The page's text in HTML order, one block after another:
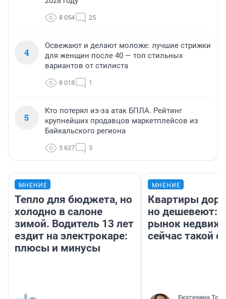
8 054 25
4
Освежают и делают моложе: лучшие стрижки
для женщин после 40 — топ стильных
вариантов от стилиста
8 018 1
5
Кто потерял из-за атак БПЛА. Рейтинг
крупнейших продавцов маркетплейсов из
Байкальского региона
5 627 3
МНЕНИЕ
Тепло для бюджета, но
холодно в салоне
зимой. Водитель 13 лет
ездит на электрокаре:
плюсы и минусы
МНЕНИЕ
Квартиры
но дешевеют:
рынок
сейчас такой
Екатерина